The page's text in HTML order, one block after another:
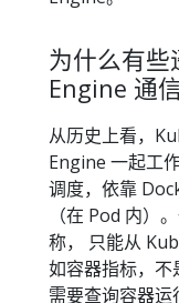
为什么有
Engine 通信
从历史上看，
Engine 一起工
调度，依靠
（在 Pod 内）
称， 只能从
如容器指标，不
需要查询容器运